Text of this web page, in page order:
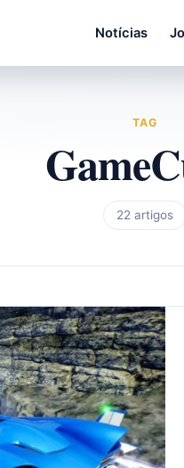
Notícias
TAG
22 artigos